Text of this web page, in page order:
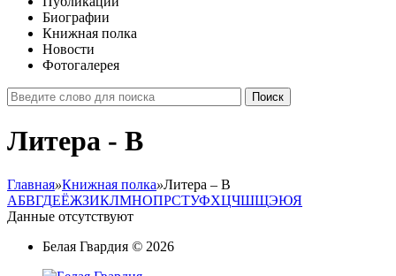
Биографии
Книжная полка
Новости
Фотогалерея
Поиск
Литера - В
Главная»Книжная полка»Литера – В
АБВГДЕЁЖЗИКЛМНОПPСТУФХЦЧШЩЭЮЯ
Данные отсутствуют
Белая Гвардия © 2026